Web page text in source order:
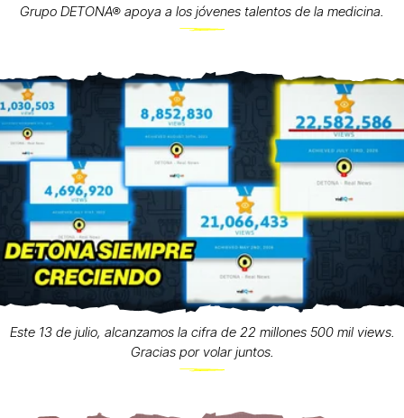
Grupo DETONA® apoya a los jóvenes talentos de la medicina.
Este 13 de julio, alcanzamos la cifra de 22 millones 500 mil views.
Gracias por volar juntos.